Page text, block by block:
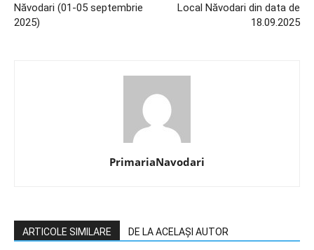
Năvodari (01-05 septembrie
2025)
Local Năvodari din data de
18.09.2025
PrimariaNavodari
ARTICOLE SIMILARE DE LA ACELAȘI AUTOR